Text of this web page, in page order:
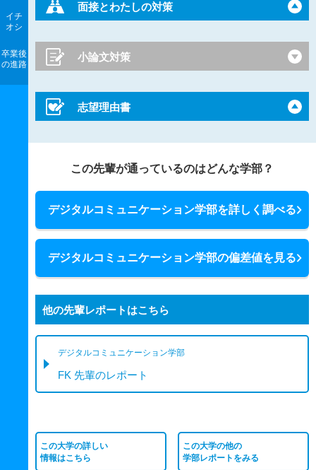
イチ
オシ
卒業後
の進路
面接とわたしの対策
小論文対策
志望理由書
この先輩が通っているのはどんな学部？
デジタルコミュニケーション学部を詳しく調べる
デジタルコミュニケーション学部の偏差値を見る
他の先輩レポートはこちら
デジタルコミュニケーション学部
FK 先輩のレポート
この大学の詳しい
情報はこちら
この大学の他の
学部レポートをみる